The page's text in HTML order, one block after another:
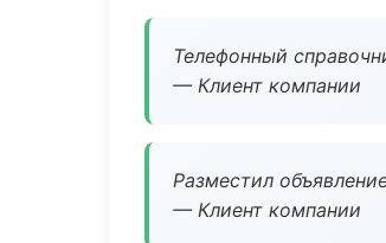
Телефонный
— Клиент компании
Разместил
— Клиент компании